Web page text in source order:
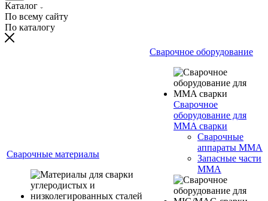
Каталог
По всему сайту
По каталогу
Сварочные материалы
Сварочное оборудование
Сварочное
оборудование для
MMA сварки
Сварочные
аппараты MMA
Запасные части
MMA